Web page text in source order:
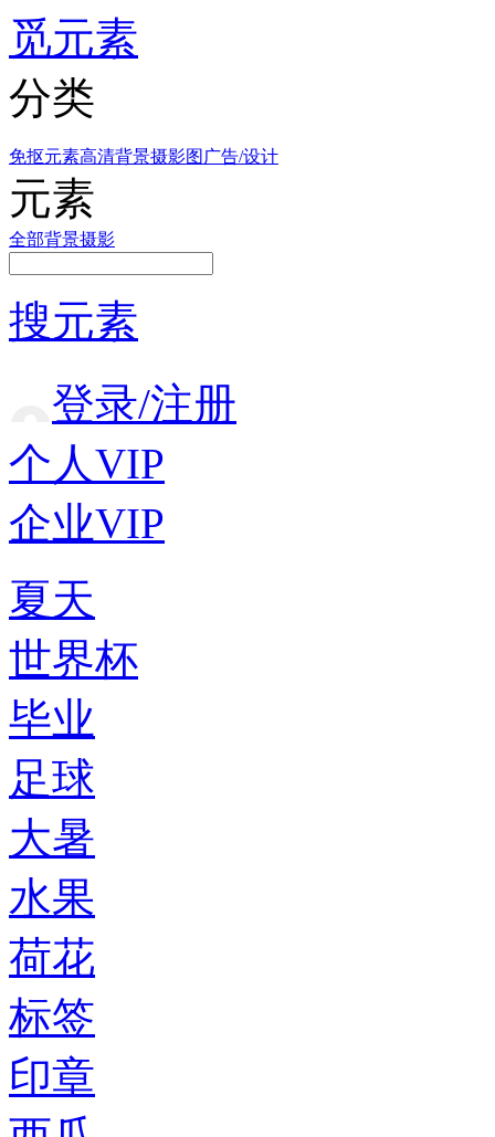
觅元素
分类
免抠元素高清背景摄影图 广告/设计
元素
全部背景摄影
搜元素
登录/注册
个人VIP
企业VIP
夏天
世界杯
毕业
足球
大暑
水果
荷花
标签
印章